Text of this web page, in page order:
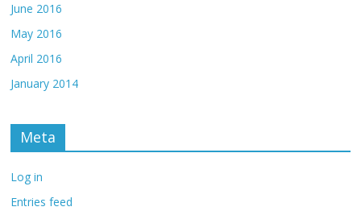
June 2016
May 2016
April 2016
January 2014
Meta
Log in
Entries feed